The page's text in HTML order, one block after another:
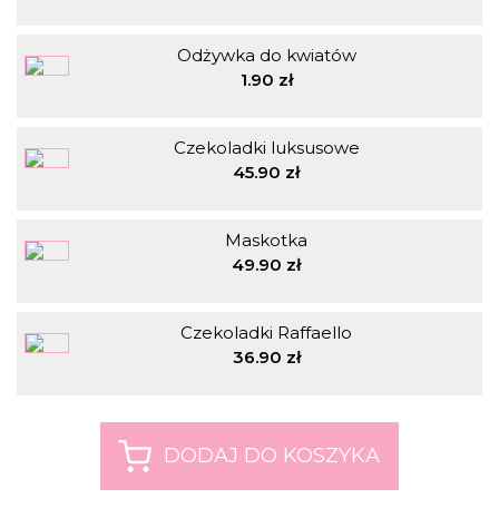
Odżywka do kwiatów
1.90 zł
Czekoladki luksusowe
45.90 zł
Maskotka
49.90 zł
Czekoladki Raffaello
36.90 zł